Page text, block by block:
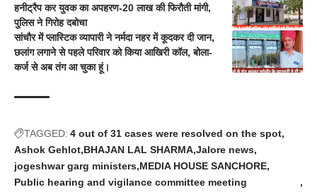
हनीट्रैप कर युवक का अपहरण-20 लाख की फिरौती मांगी,
पुलिस ने गिरोह दबोचा
सांचौर में प्लास्टिक व्यापारी ने नर्मदा नहर में कूदकर दी जान,
छलांग लगाने से पहले परिवार को किया आखिरी कॉल, बोला-
कर्ज से अब तंग आ चुका हूं।
TAGGED: 4 out of 31 cases were resolved on the spot
Ashok Gehlot BHAJAN LAL SHARMA Jalore news
jogeshwar garg ministers MEDIA HOUSE SANCHORE
Public hearing and vigilance committee meeting